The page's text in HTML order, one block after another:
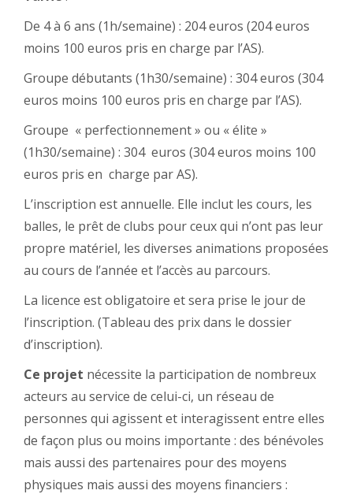
De 4 à 6 ans (1h/semaine) : 204 euros (204 euros
moins 100 euros pris en charge par l’AS).
Groupe débutants (1h30/semaine) : 304 euros (304
euros moins 100 euros pris en charge par l’AS).
Groupe « perfectionnement » ou « élite »
(1h30/semaine) : 304 euros (304 euros moins 100
euros pris en charge par AS).
L’inscription est annuelle. Elle inclut les cours, les
balles, le prêt de clubs pour ceux qui n’ont pas leur
propre matériel, les diverses animations proposées
au cours de l’année et l’accès au parcours.
La licence est obligatoire et sera prise le jour de
l’inscription. (Tableau des prix dans le dossier
d’inscription).
Ce projet nécessite la participation de nombreux
acteurs au service de celui-ci, un réseau de
personnes qui agissent et interagissent entre elles
de façon plus ou moins importante : des bénévoles
mais aussi des partenaires pour des moyens
physiques mais aussi des moyens financiers :